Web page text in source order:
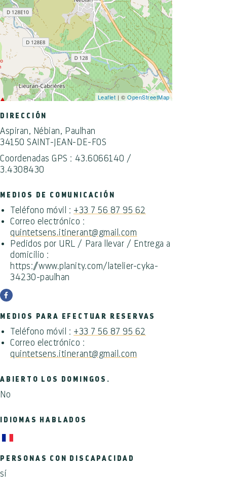
Leaflet | ©OpenStreetMap
DIRECCIÓN
Aspiran, Nébian, Paulhan
34150 SAINT-JEAN-DE-FOS
Coordenadas GPS : 43.6066140 /
3.4308430
MEDIOS DE COMUNICACIÓN
Teléfono móvil : +33 7 56 87 95 62
Correo electrónico :
quintetsens.itinerant@gmail.com
Pedidos por URL / Para llevar / Entrega a
domicilio :
https://www.planity.com/latelier-cyka-
34230-paulhan
MEDIOS PARA EFECTUAR RESERVAS
Teléfono móvil : +33 7 56 87 95 62
Correo electrónico :
quintetsens.itinerant@gmail.com
ABIERTO LOS DOMINGOS.
No
IDIOMAS HABLADOS
PERSONAS CON DISCAPACIDAD
sí